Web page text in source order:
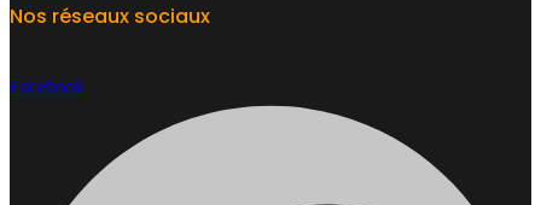
Nos réseaux sociaux
Facebook